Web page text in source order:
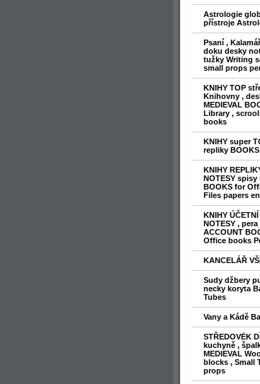
Astrologie
přístroje
Psaní ,
doku desky
tužky Writing
small props
KNIHY TOP
Knihovny ,
MEDIEVAL
Library ,
books
KNIHY super
repliky
KNIHY
NOTESY
BOOKS for
Files papers
KNIHY
NOTESY ,
ACCOUNT
Office books
KANCELÁŘ
Sudy džbery
necky koryta
Tubes
Vany a Kádě
STŘEDOVĖK
kuchyně ,
MEDIEVAL
blocks , Small
props